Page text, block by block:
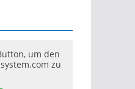
um den
zu